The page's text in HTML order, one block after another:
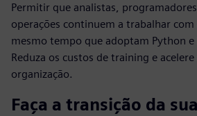
Permitir que analistas,
operações continuem a trabalhar com
mesmo tempo que adoptam Python e
Reduza os custos de training e
organização.
Faça a transição da sua